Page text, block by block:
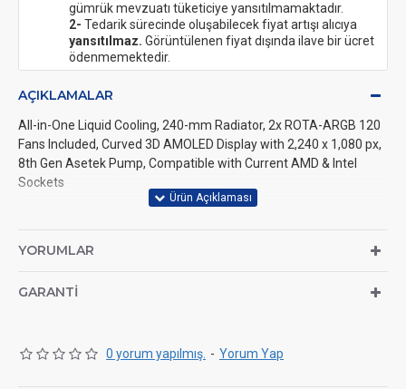
gümrük mevzuatı tüketiciye yansıtılmamaktadır.
2- Tedarik sürecinde oluşabilecek fiyat artışı alıcıya
yansıtılmaz. Görüntülenen fiyat dışında ilave bir ücret
ödenmemektedir.
AÇIKLAMALAR
All-in-One Liquid Cooling, 240-mm Radiator, 2x ROTA-ARGB 120
Fans Included, Curved 3D AMOLED Display with 2,240 x 1,080 px,
8th Gen Asetek Pump, Compatible with Current AMD & Intel
Sockets
Screen:
Resolution: 2,240 x 1,080 Pixels
Brightness: 500 Nits
Refresh Rate: 60 Hz
YORUMLAR
GARANTI
0 yorum yapılmış. - Yorum Yap